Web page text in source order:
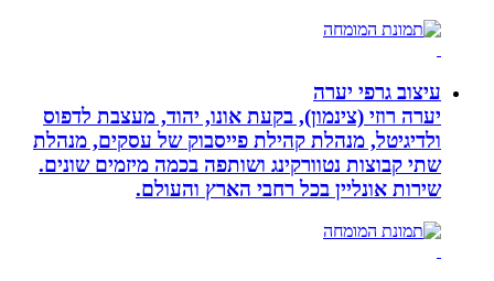
עיצוב גרפי יערה
יערה רוזי (צינמון), בקעת אונו, יהוד, מעצבת לדפוס
ולדיגיטל, מנהלת קהילת פייסבוק של עסקים, מנהלת
שתי קבוצות נטוורקינג ושותפה בכמה מיזמים שונים.
שירות אונליין בכל רחבי הארץ והעולם.